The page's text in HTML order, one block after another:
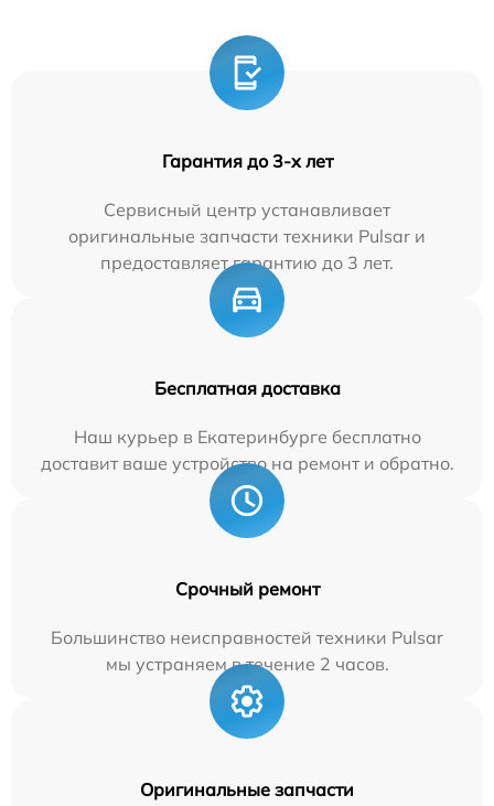
Гарантия до 3-х лет
Сервисный центр устанавливает
оригинальные запчасти техники Pulsar и
предоставляет гарантию до 3 лет.
Бесплатная доставка
Наш курьер в Екатеринбурге бесплатно
доставит ваше устройство на ремонт и обратно.
Срочный ремонт
Большинство неисправностей техники Pulsar
мы устраняем в течение 2 часов.
Оригинальные запчасти